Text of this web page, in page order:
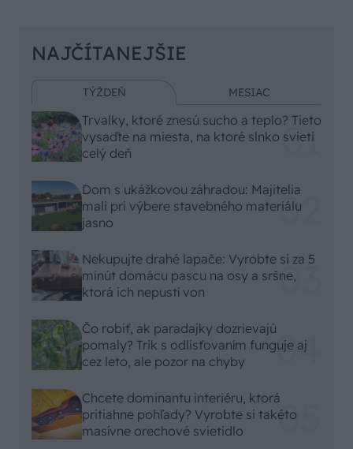
NAJČÍTANEJŠIE
TÝŽDEŇ MESIAC
Trvalky, ktoré znesú sucho a teplo? Tieto
vysaďte na miesta, na ktoré slnko svieti
celý deň
Dom s ukážkovou záhradou: Majitelia
mali pri výbere stavebného materiálu
jasno
Nekupujte drahé lapače: Vyrobte si za 5
minút domácu pascu na osy a sršne,
ktorá ich nepustí von
Čo robiť, ak paradajky dozrievajú
pomaly? Trik s odlisťovaním funguje aj
cez leto, ale pozor na chyby
Chcete dominantu interiéru, ktorá
pritiahne pohľady? Vyrobte si takéto
masívne orechové svietidlo